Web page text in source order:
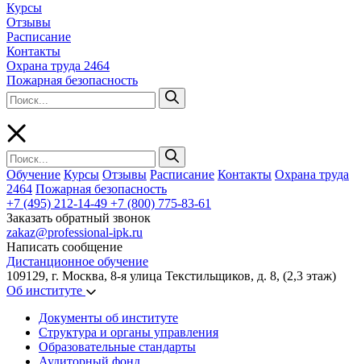
Курсы
Отзывы
Расписание
Контакты
Охрана труда 2464
Пожарная безопасность
Обучение Курсы Отзывы Расписание Контакты Охрана труда
2464 Пожарная безопасность
+7 (495) 212-14-49 +7 (800) 775-83-61
Заказать обратный звонок
zakaz@professional-ipk.ru
Написать сообщение
Дистанционное обучение
109129, г. Москва, 8-я улица Текстильщиков, д. 8, (2,3 этаж)
Об институте
Документы об институте
Структура и органы управления
Образовательные стандарты
Аудиторный фонд